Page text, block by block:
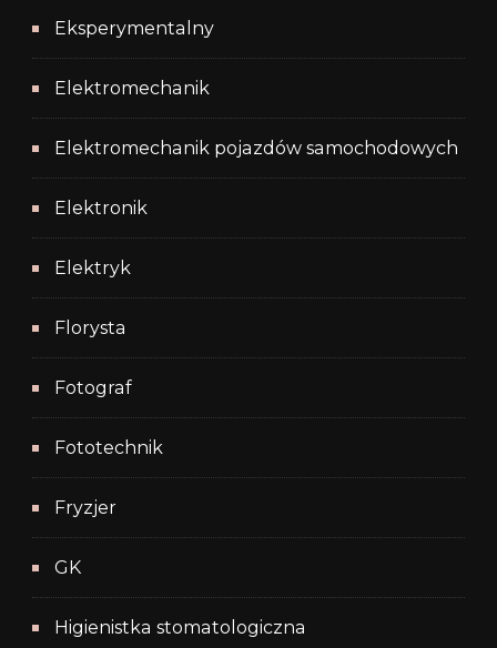
Eksperymentalny
Elektromechanik
Elektromechanik pojazdów samochodowych
Elektronik
Elektryk
Florysta
Fotograf
Fototechnik
Fryzjer
GK
Higienistka stomatologiczna